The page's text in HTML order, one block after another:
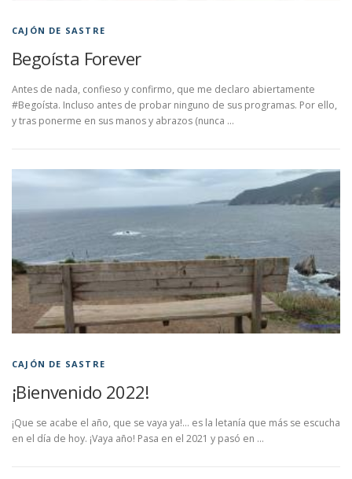
CAJÓN DE SASTRE
Begoísta Forever
Antes de nada, confieso y confirmo, que me declaro abiertamente
#Begoísta. Incluso antes de probar ninguno de sus programas. Por ello,
y tras ponerme en sus manos y abrazos (nunca …
CAJÓN DE SASTRE
¡Bienvenido 2022!
¡Que se acabe el año, que se vaya ya!… es la letanía que más se escucha
en el día de hoy. ¡Vaya año! Pasa en el 2021 y pasó en …